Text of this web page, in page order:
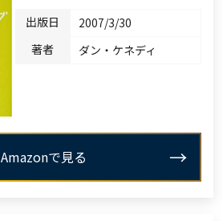
出版日
2007/3/30
著者
ダン・ケネディ
Amazonで見る